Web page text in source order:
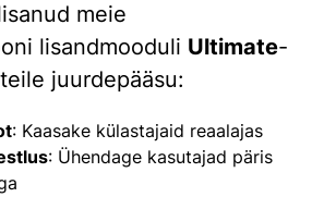
meie
lisandmooduli Ultimate-
juurdepääsu:
: Kaasake külastajaid reaalajas
: Ühendage kasutajad päris